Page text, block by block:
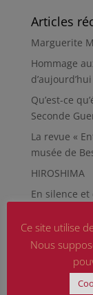
Articles
Marguerite
Hommage
d’aujourd’hui
Qu’est-ce
Seconde
La revue «
musée de
HIROSHIMA
En silence
Guerre
RÉPARER
Le rapport
Ce site utilise
Nous